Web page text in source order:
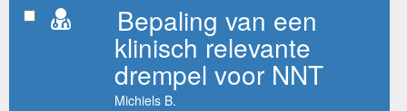
Bepaling van een
klinisch relevante
drempel voor NNT
Michiels B.